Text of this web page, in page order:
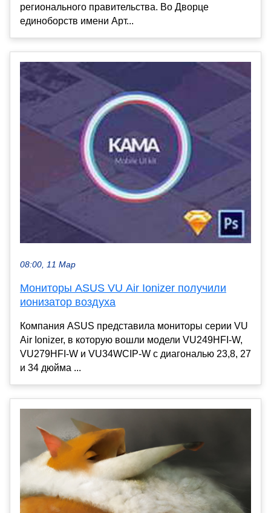
регионального правительства. Во Дворце
единоборств имени Арт...
08:00, 11 Мар
Мониторы ASUS VU Air Ionizer получили
ионизатор воздуха
Компания ASUS представила мониторы серии VU
Air Ionizer, в которую вошли модели VU249HFI-W,
VU279HFI-W и VU34WCIP-W с диагональю 23,8, 27
и 34 дюйма ...